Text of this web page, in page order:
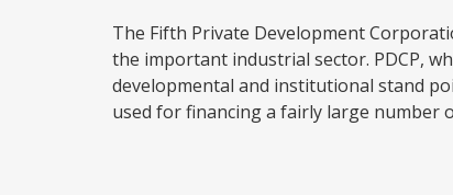
The Fifth Private Development
the important industrial sector. PDCP,
developmental and institutional stand
used for financing a fairly large number